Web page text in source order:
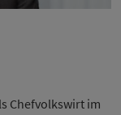
Chefvolkswirt im